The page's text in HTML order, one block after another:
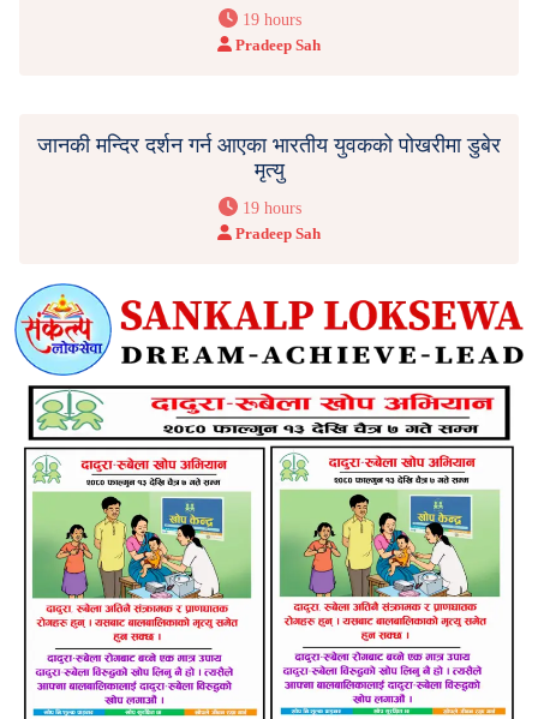
19 hours
Pradeep Sah
जानकी मन्दिर दर्शन गर्न आएका भारतीय युवकको पोखरीमा डुबेर
मृत्यु
19 hours
Pradeep Sah